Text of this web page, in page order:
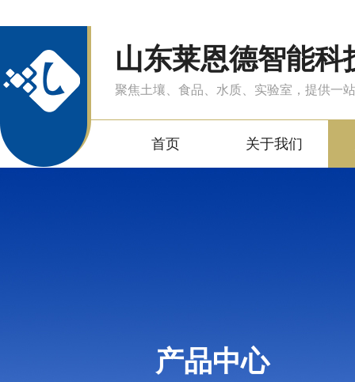
山东莱恩德智能科
聚焦土壤、食品、水质、实验室，提供一
首页 关于我们
产品中心